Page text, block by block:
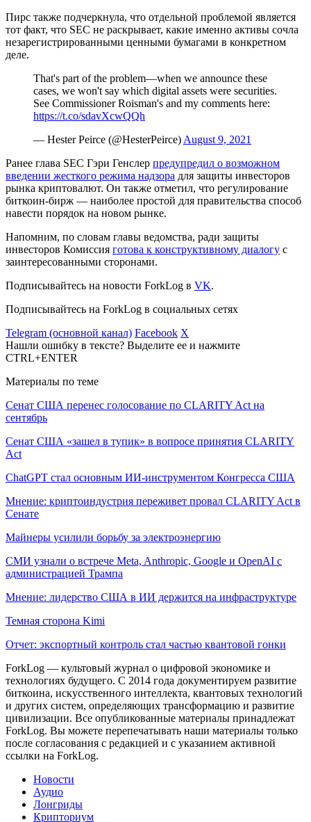
Пирс также подчеркнула, что отдельной проблемой является
тот факт, что SEC не раскрывает, какие именно активы сочла
незарегистрированными ценными бумагами в конкретном
деле.
That's part of the problem—when we announce these
cases, we won't say which digital assets were securities.
See Commissioner Roisman's and my comments here:
https://t.co/sdavXcwQQh
— Hester Peirce (@HesterPeirce) August 9, 2021
Ранее глава SEC Гэри Генслер предупредил о возможном
введении жесткого режима надзора для защиты инвесторов
рынка криптовалют. Он также отметил, что регулирование
биткоин-бирж — наиболее простой для правительства способ
навести порядок на новом рынке.
Напомним, по словам главы ведомства, ради защиты
инвесторов Комиссия готова к конструктивному диалогу с
заинтересованными сторонами.
Подписывайтесь на новости ForkLog в VK.
Подписывайтесь на ForkLog в социальных сетях
Telegram (основной канал) Facebook X
Нашли ошибку в тексте? Выделите ее и нажмите
CTRL+ENTER
Материалы по теме
Сенат США перенес голосование по CLARITY Act на
сентябрь
Сенат США «зашел в тупик» в вопросе принятия CLARITY
Act
ChatGPT стал основным ИИ-инструментом Конгресса США
Мнение: криптоиндустрия переживет провал CLARITY Act в
Сенате
Майнеры усилили борьбу за электроэнергию
СМИ узнали о встрече Meta, Anthropic, Google и OpenAI с
администрацией Трампа
Мнение: лидерство США в ИИ держится на инфраструктуре
Темная сторона Kimi
Отчет: экспортный контроль стал частью квантовой гонки
ForkLog — культовый журнал о цифровой экономике и
технологиях будущего. С 2014 года документируем развитие
биткоина, искусственного интеллекта, квантовых технологий
и других систем, определяющих трансформацию и развитие
цивилизации. Все опубликованные материалы принадлежат
ForkLog. Вы можете перепечатывать наши материалы только
после согласования с редакцией и с указанием активной
ссылки на ForkLog.
Новости
Аудио
Лонгриды
Крипториум